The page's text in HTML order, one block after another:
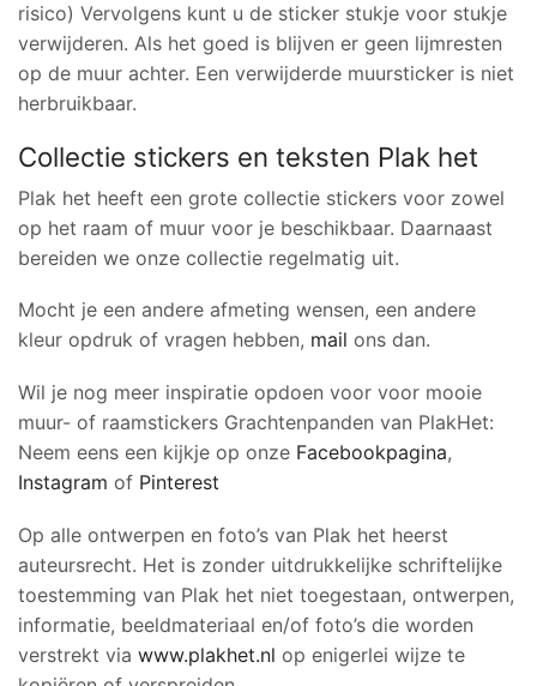
risico) Vervolgens kunt u de sticker stukje voor stukje
verwijderen. Als het goed is blijven er geen lijmresten
op de muur achter. Een verwijderde muursticker is niet
herbruikbaar.
Collectie stickers en teksten Plak het
Plak het heeft een grote collectie stickers voor zowel
op het raam of muur voor je beschikbaar. Daarnaast
bereiden we onze collectie regelmatig uit.
Mocht je een andere afmeting wensen, een andere
kleur opdruk of vragen hebben, mail ons dan.
Wil je nog meer inspiratie opdoen voor voor mooie
muur- of raamstickers Grachtenpanden van PlakHet:
Neem eens een kijkje op onze Facebookpagina,
Instagram of Pinterest
Op alle ontwerpen en foto’s van Plak het heerst
auteursrecht. Het is zonder uitdrukkelijke schriftelijke
toestemming van Plak het niet toegestaan, ontwerpen,
informatie, beeldmateriaal en/of foto’s die worden
verstrekt via www.plakhet.nl op enigerlei wijze te